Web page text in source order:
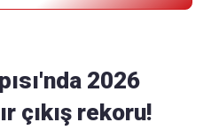
2026
çıkış rekoru!